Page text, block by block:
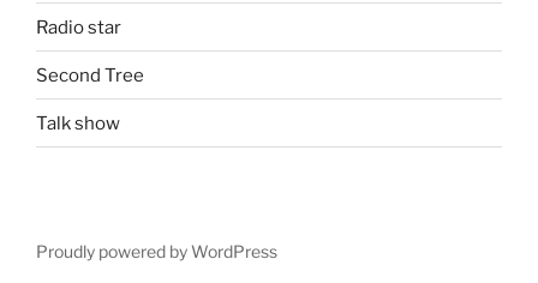
Radio star
Second Tree
Talk show
Proudly powered by WordPress